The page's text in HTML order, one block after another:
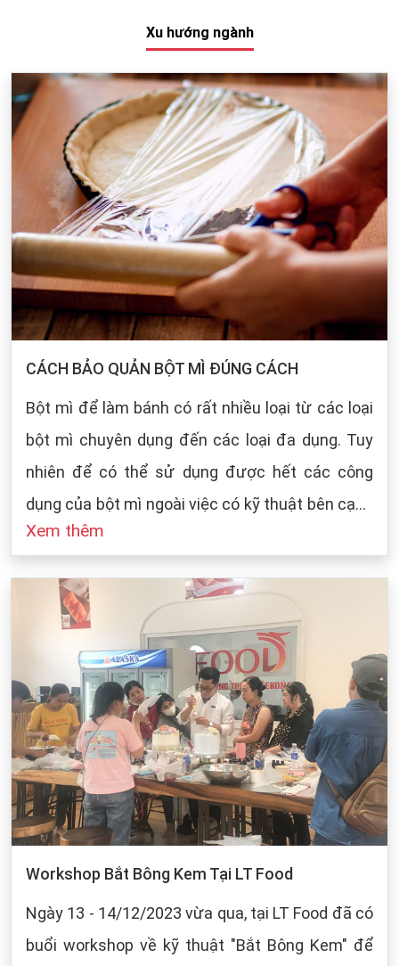
Xu hướng ngành
CÁCH BẢO QUẢN BỘT MÌ ĐÚNG CÁCH
Bột mì để làm bánh có rất nhiều loại từ các loại
bột mì chuyên dụng đến các loại đa dụng. Tuy
nhiên để có thể sử dụng được hết các công
dụng của bột mì ngoài việc có kỹ thuật bên cạnh
đó cũng dựa vào sự bảo quản của chúng ta khi
cách bảo quản chung cho các loại bột mì:
Xem thêm
Workshop Bắt Bông Kem Tại LT Food
Ngày 13 - 14/12/2023 vừa qua, tại LT Food đã có
buổi workshop về kỹ thuật "Bắt Bông Kem" để